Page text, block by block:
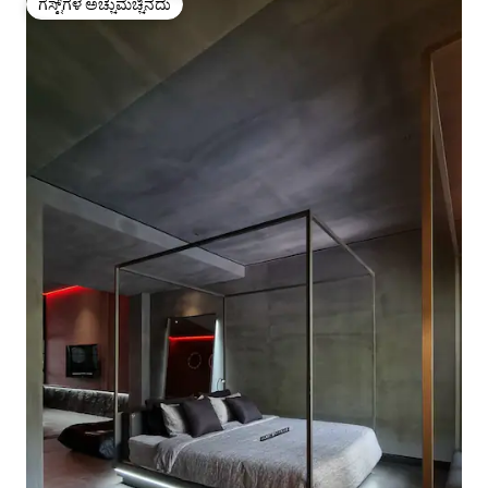
ಗೆಸ್ಟ್‌ಗಳ ಅಚ್ಚುಮೆಚ್ಚಿನದು
ಗೆಸ್ಟ್‌ಗಳ ಅಚ್ಚುಮೆಚ್ಚಿನದು